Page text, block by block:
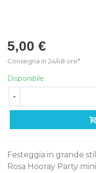
5,00 €
Consegna in 24/48 ore*
Disponibile
-
Festeggia in grande
Rosa Hooray Party